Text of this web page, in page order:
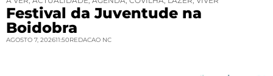
Festival da Juventude na
Boidobra
AGOSTO 7, 202611:50REDACAO NC